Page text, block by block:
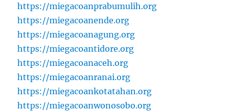
https://miegacoanprabumulih.org
https://miegacoanende.org
https://miegacoanagung.org
https://miegacoantidore.org
https://miegacoanaceh.org
https://miegacoanranai.org
https://miegacoankotatahan.org
https://miegacoanwonosobo.org